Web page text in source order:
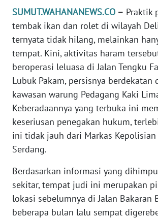
SUMUT.WAHANANEWS.CO – Praktik
tembak ikan dan rolet di wilayah
ternyata tidak hilang, melainkan
tempat. Kini, aktivitas haram
beroperasi leluasa di Jalan Tengku
Lubuk Pakam, persisnya berdekatan
kawasan warung Pedagang Kaki
Keberadaannya yang terbuka ini
keseriusan penegakan hukum,
ini tidak jauh dari Markas Kepolisian
Serdang.
Berdasarkan informasi yang
sekitar, tempat judi ini merupakan
lokasi sebelumnya di Jalan Bakaran
beberapa bulan lalu sempat
REDAKSI
KARIR
DISCLAIMER
Wahana
News
Regional
WN
WN
JAKARTA